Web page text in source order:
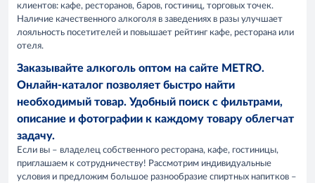
клиентов: кафе, ресторанов, баров, гостиниц, торговых точек.
Наличие качественного алкоголя в заведениях в разы улучшает
лояльность посетителей и повышает рейтинг кафе, ресторана или
отеля.
Заказывайте алкоголь оптом на сайте METRO.
Онлайн-каталог позволяет быстро найти
необходимый товар. Удобный поиск с фильтрами,
описание и фотографии к каждому товару облегчат
задачу.
Если вы – владелец собственного ресторана, кафе, гостиницы,
приглашаем к сотрудничеству! Рассмотрим индивидуальные
условия и предложим большое разнообразие спиртных напитков –